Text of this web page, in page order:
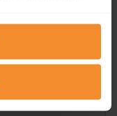
erfgrenzen,